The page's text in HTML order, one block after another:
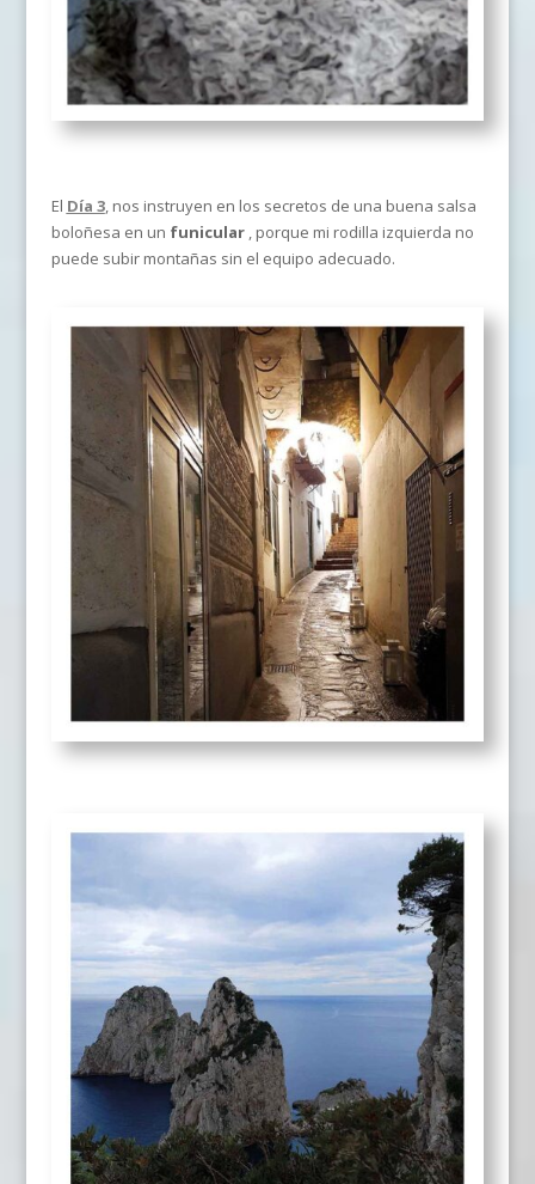
El Día 3, nos instruyen en los secretos de una buena salsa
boloñesa en un funicular, porque mi rodilla izquierda no
puede subir montañas sin el equipo adecuado.